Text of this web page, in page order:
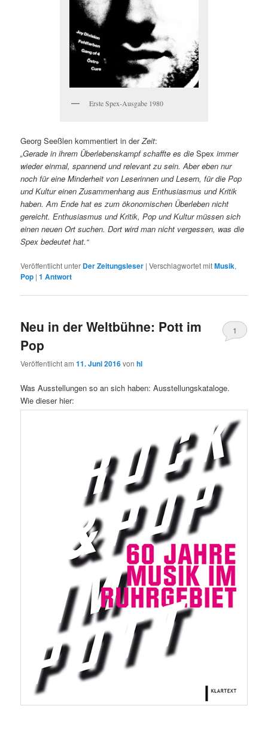
Erste Spex-Ausgabe 1980
Georg Seeßlen kommentiert in derZeit:
„Gerade in ihrem Überlebenskampf schaffte es die Speximmer
wieder einmal, spannend und relevant zu sein. Aber eben nur
noch für eine Minderheit von Leserinnen und Lesern, für die Pop
und Kultur einen Zusammenhang aus Enthusiasmus und Kritik
haben. Am Ende hat es zum ökonomischen Überleben nicht
gereicht. Enthusiasmus und Kritik, Pop und Kultur müssen sich
einen neuen Ort suchen. Dort wird man nicht vergessen, was die
Spex bedeutet hat.“
Veröffentlicht unter Der Zeitungsleser |Verschlagwortet mitMusik,
Pop |1 Antwort
Neu in der Weltbühne: Pott im
Pop
Veröffentlicht am11. Juni 2016vonhl
1
Was Ausstellungen so an sich haben: Ausstellungskataloge.
Wie dieser hier: